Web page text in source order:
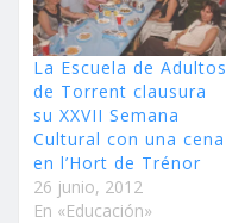
La Escuela de Adultos
de Torrent clausura
su XXVII Semana
Cultural con una cena
en l’Hort de Trénor
26 junio, 2012
En «Educación»